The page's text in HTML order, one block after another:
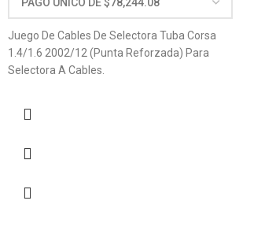
Juego De Cables De Selectora Tuba Corsa
1.4/1.6 2002/12 (Punta Reforzada) Para
Selectora A Cables.